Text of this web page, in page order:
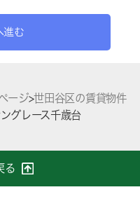
進む
ージ>世田谷区の賃貸物件
グレース千歳台
る